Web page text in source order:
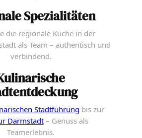
Spezialitäten
die regionale Küche in der
als Team – authentisch und
verbindend.
Stadtführung bis zur
Darmstadt– Genuss als
Teamerlebnis.